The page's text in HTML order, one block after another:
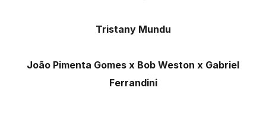
Tristany Mundu
João Pimenta Gomes x Bob Weston x Gabriel
Ferrandini